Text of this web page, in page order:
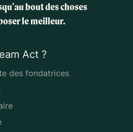
bout des choses
le meilleur.
Act ?
des fondatrices